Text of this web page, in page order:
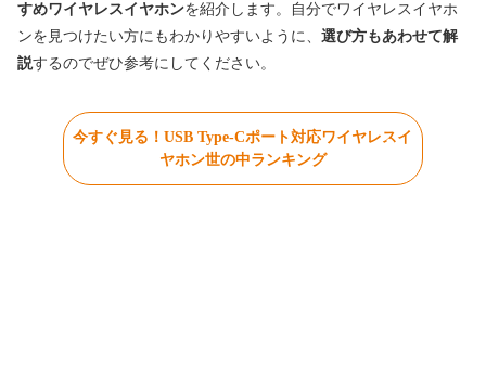
すめワイヤレスイヤホンを紹介します。自分でワイヤレスイヤホ
ンを見つけたい方にもわかりやすいように、 選び方もあわせて解
説するのでぜひ参考にしてください。
今すぐ見る！USB Type-Cポート対応ワイヤレスイ
ヤホン世の中ランキング